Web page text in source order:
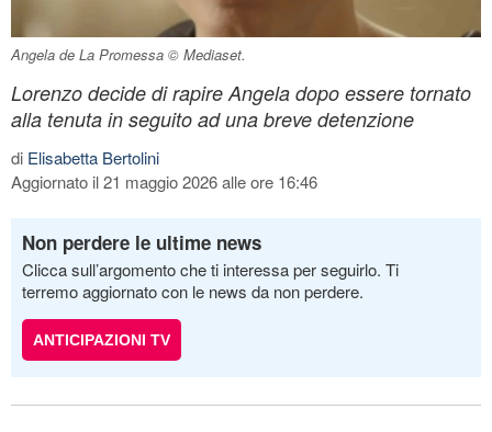
Angela de La Promessa © Mediaset.
Lorenzo decide di rapire Angela dopo essere tornato
alla tenuta in seguito ad una breve detenzione
di Elisabetta Bertolini
Aggiornato il 21 maggio 2026 alle ore 16:46
Non perdere le ultime news
Clicca sull’argomento che ti interessa per seguirlo. Ti
terremo aggiornato con le news da non perdere.
ANTICIPAZIONI TV